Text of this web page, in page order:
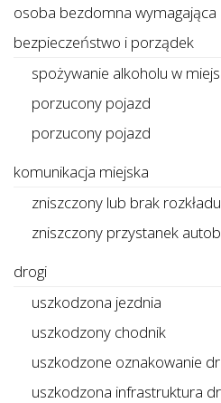
osoba bezdomna
bezpieczeństwo i porządek
spożywanie alkoholu w
porzucony pojazd
porzucony pojazd
komunikacja miejska
zniszczony lub brak
zniszczony przystanek
drogi
uszkodzona jezdnia
uszkodzony chodnik
uszkodzone oznakowanie
uszkodzona infrastruktura